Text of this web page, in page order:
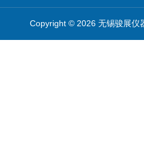
Copyright © 2026 无锡骏展仪